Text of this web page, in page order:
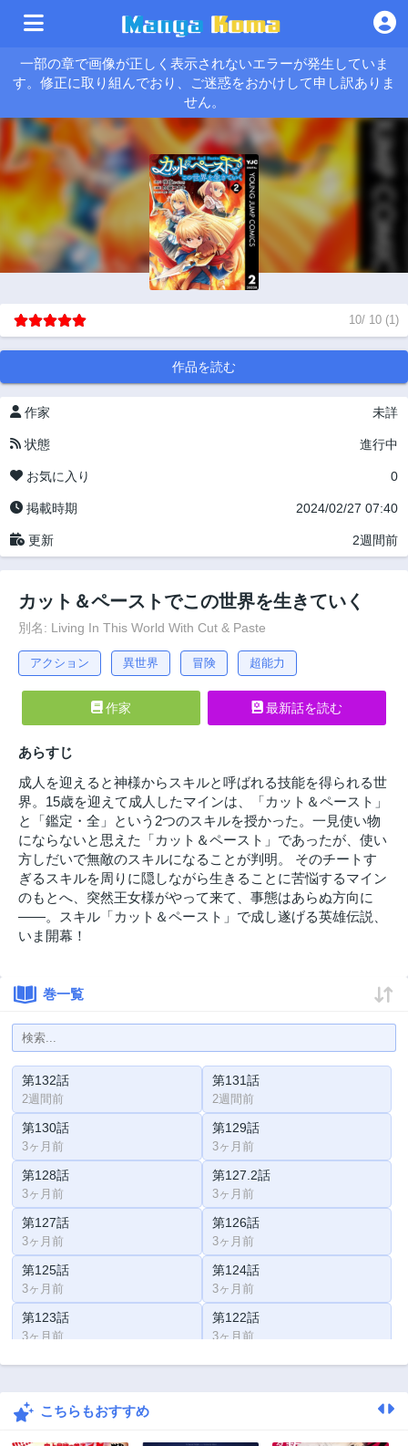
一部の章で画像が正しく表示されないエラーが発生していま
す。修正に取り組んでおり、ご迷惑をおかけして申し訳ありま
せん。
10/ 10 (1)
作品を読む
作家 未詳
状態 進行中
お気に入り 0
掲載時期 2024/02/27 07:40
更新 2週間前
カット＆ペーストでこの世界を生きていく
別名: Living In This World With Cut & Paste
アクション 異世界 冒険 超能力
作家 最新話を読む
あらすじ
成人を迎えると神様からスキルと呼ばれる技能を得られる世
界。15歳を迎えて成人したマインは、「カット＆ペースト」
と「鑑定・全」という2つのスキルを授かった。一見使い物
にならないと思えた「カット＆ペースト」であったが、使い
方しだいで無敵のスキルになることが判明。 そのチートす
ぎるスキルを周りに隠しながら生きることに苦悩するマイン
のもとへ、突然王女様がやって来て、事態はあらぬ方向に
――。スキル「カット＆ペースト」で成し遂げる英雄伝説、
いま開幕！
巻一覧
第132話
2週間前
第131話
2週間前
第130話
3ヶ月前
第129話
3ヶ月前
第128話
3ヶ月前
第127.2話
3ヶ月前
第127話
3ヶ月前
第126話
3ヶ月前
第125話
3ヶ月前
第124話
3ヶ月前
第123話
3ヶ月前
第122話
3ヶ月前
第121話 第120.2話
第120話
こちらもおすすめ